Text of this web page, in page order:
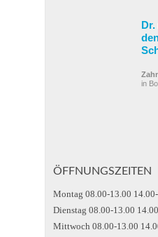
Dr.
in
ÖFFNUNGSZEITEN
Montag 08.00-13.00
Dienstag 08.00-13.00
Mittwoch 08.00-13.00